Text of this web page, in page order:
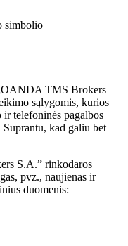
simbolio
TMS Brokers
sąlygomis, kurios
telefoninės pagalbos
kad galiu bet
S.A.” rinkodaros
pvz., naujienas ir
duomenis: